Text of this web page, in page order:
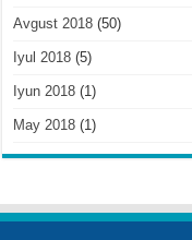
Avgust 2018 (50)
Iyul 2018 (5)
Iyun 2018 (1)
May 2018 (1)